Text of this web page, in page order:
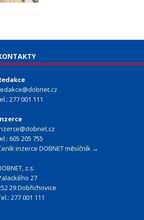
277 001 111
605 205 755
inzerce DOBNET měsíčník →
z.s.
27
29 Dobřichovice
277 001 111